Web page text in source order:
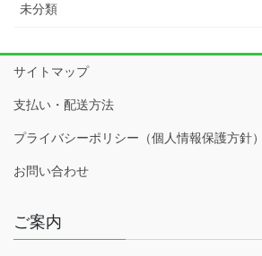
未分類
サイトマップ
支払い・配送方法
プライバシーポリシー（個人情報保護方針）
お問い合わせ
ご案内